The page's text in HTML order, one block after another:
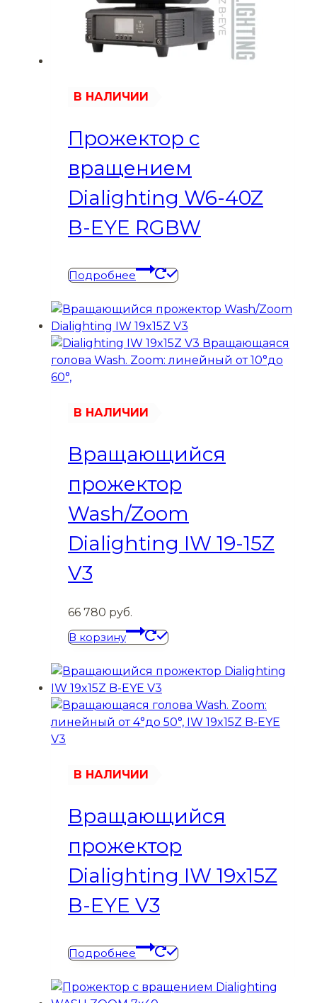
В НАЛИЧИИ
Прожектор с
вращением
Dialighting W6-40Z
B-EYE RGBW
Подробнее
В НАЛИЧИИ
Вращающийся
прожектор
Wash/Zoom
Dialighting IW 19-15Z
V3
66 780 руб.
В корзину
В НАЛИЧИИ
Вращающийся
прожектор
Dialighting IW 19x15Z
B-EYE V3
Подробнее